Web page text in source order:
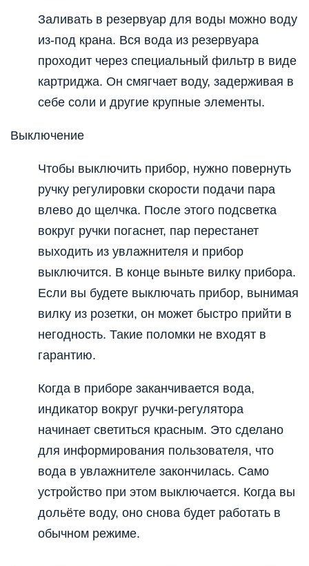
Заливать в резервуар для воды можно воду
из-под крана. Вся вода из резервуара
проходит через специальный фильтр в виде
картриджа. Он смягчает воду, задерживая в
себе соли и другие крупные элементы.
Выключение
Чтобы выключить прибор, нужно повернуть
ручку регулировки скорости подачи пара
влево до щелчка. После этого подсветка
вокруг ручки погаснет, пар перестанет
выходить из увлажнителя и прибор
выключится. В конце выньте вилку прибора.
Если вы будете выключать прибор, вынимая
вилку из розетки, он может быстро прийти в
негодность. Такие поломки не входят в
гарантию.
Когда в приборе заканчивается вода,
индикатор вокруг ручки-регулятора
начинает светиться красным. Это сделано
для информирования пользователя, что
вода в увлажнителе закончилась. Само
устройство при этом выключается. Когда вы
дольёте воду, оно снова будет работать в
обычном режиме.